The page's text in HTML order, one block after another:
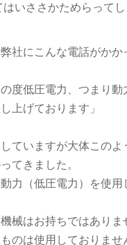
いささかためらって
社にこんな電話がかか
度低圧電力、つまり
上げております」
ていますが大体このよ
てきました。
力（低圧電力）を使
械はお持ちではあり
のは使用しておりませ